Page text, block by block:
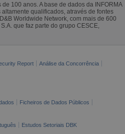
100 anos. A base de dados da INFORMA
qualificados, através de fontes
Worldwide Network, com mais de 600
que faz parte do grupo CESCE,
Report
Análise da Concorrência
Ficheiros de Dados Públicos
Estudos Setoriais DBK